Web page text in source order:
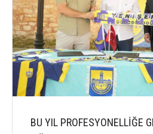
BU YIL PROFESYONELLİĞE